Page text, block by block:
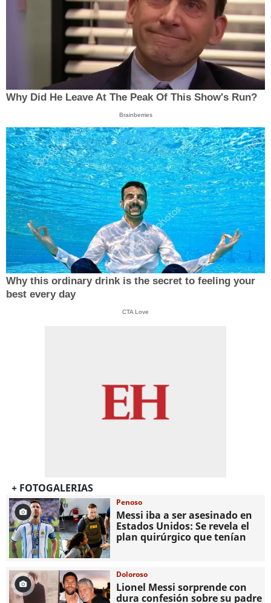
Why Did He Leave At The Peak Of This Show's Run?
Brainberries
Why this ordinary drink is the secret to feeling your
best every day
CTA Love
+ FOTOGALERIAS
Penoso
Messi iba a ser asesinado en
Estados Unidos: Se revela el
plan quirúrgico que tenían
Doloroso
Lionel Messi sorprende con
dura confesión sobre su padre